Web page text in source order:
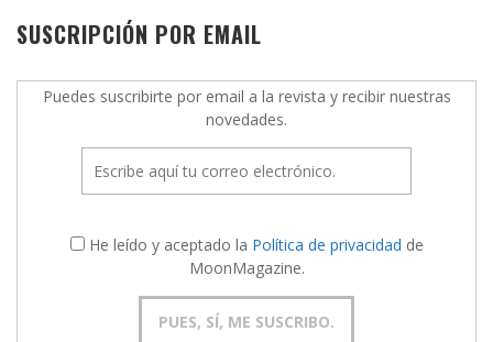
SUSCRIPCIÓN POR EMAIL
Puedes suscribirte por email a la revista y recibir nuestras
novedades.
He leído y aceptado la Política de privacidad de
MoonMagazine.